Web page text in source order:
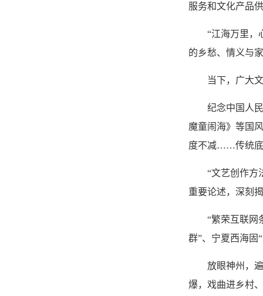
服务和文化产品
“江海万里，
的乡愁、情义与
当下，广大
纪念中国人
魔童闹海》等国
度不减……传统底
“文艺创作方
重要论述，深刻
“繁荣互联网
群”、宁夏西海固
放眼神州，
爆，戏曲进乡村